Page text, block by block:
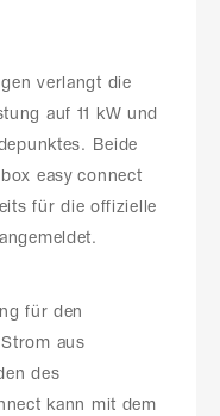
verlangt die
auf 11 kW und
Beide
easy connect
für die offizielle
für den
aus
des
kann mit dem